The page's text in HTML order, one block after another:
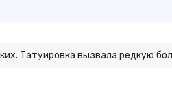
Татуировка вызвала редкую